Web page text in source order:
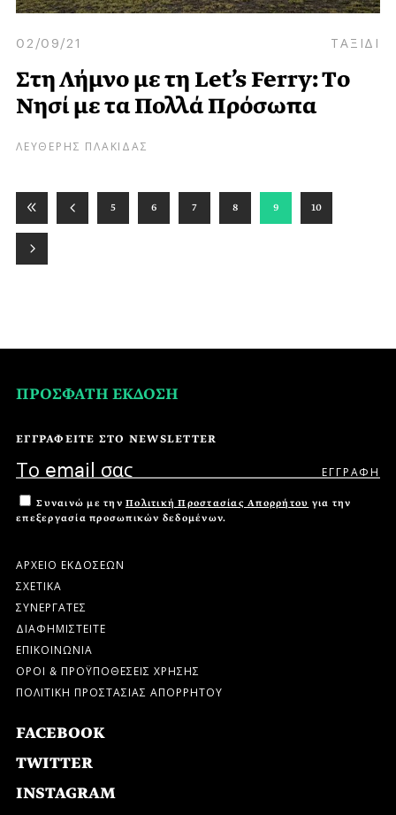
02/09/21 ΤΑΞΙΔΙ
Στη Λήμνο με τη Let’s Ferry: Tο
Nησί με τα Πολλά Πρόσωπα
ΛΕΥΘΕΡΗΣ ΠΛΑΚΙΔΑΣ
5 6 7 8 9 10
ΠΡΟΣΦΑΤΗ ΕΚΔΟΣΗ
ΕΓΓΡΑΦΕΙΤΕ ΣΤΟ NEWSLETTER
Συναινώ με την Πολιτική Προστασίας Απορρήτου για την
επεξεργασία προσωπικών δεδομένων.
ΑΡΧΕΙΟ ΕΚΔΟΣΕΩΝ
ΣΧΕΤΙΚΑ
ΣΥΝΕΡΓΑΤΕΣ
ΔΙΑΦΗΜΙΣΤΕΙΤΕ
ΕΠΙΚΟΙΝΩΝΙΑ
ΟΡΟΙ & ΠΡΟΫΠΟΘΕΣΕΙΣ ΧΡΗΣΗΣ
ΠΟΛΙΤΙΚΗ ΠΡΟΣΤΑΣΙΑΣ ΑΠΟΡΡΗΤΟΥ
FACEBOOK
TWITTER
INSTAGRAM